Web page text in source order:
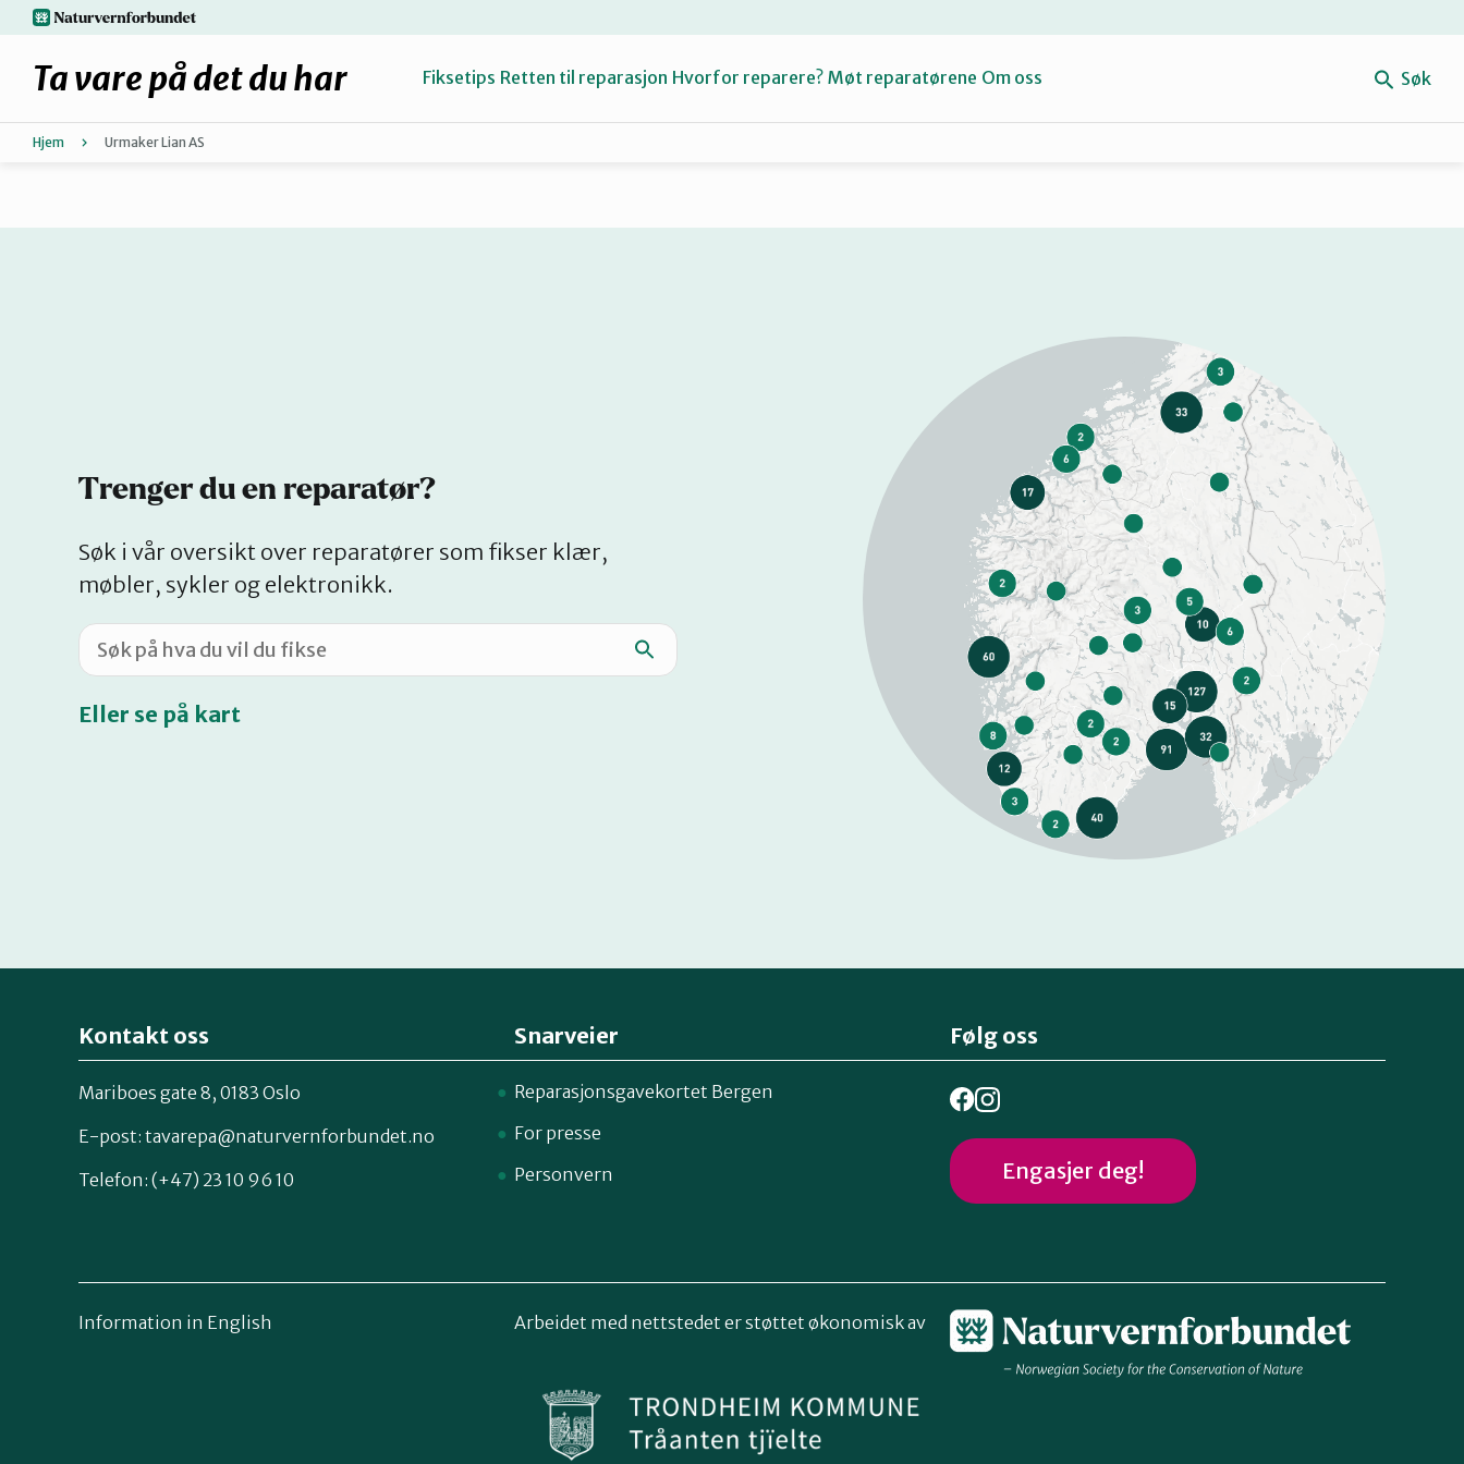
Hopp
til
hovedinnhold
Retten til reparasjon
naturvernforbundet.no
Ta vare på det du har Fiksetips Retten til reparasjon Hvorfor reparere? Møt reparatørene Om oss Søk
Hjem Urmaker Lian AS
Trenger du en reparatør?
Søk i vår oversikt over reparatører som fikser klær,
møbler, sykler og elektronikk.
Eller se på kart
Kontakt oss
Mariboes gate 8, 0183 Oslo
E-post: tavarepa@naturvernforbundet.no
Telefon: (+47) 23 10 96 10
Snarveier
Reparasjonsgavekortet Bergen
For presse
Personvern
Følg oss
Engasjer deg!
Information in English Arbeidet med nettstedet er støttet økonomisk av